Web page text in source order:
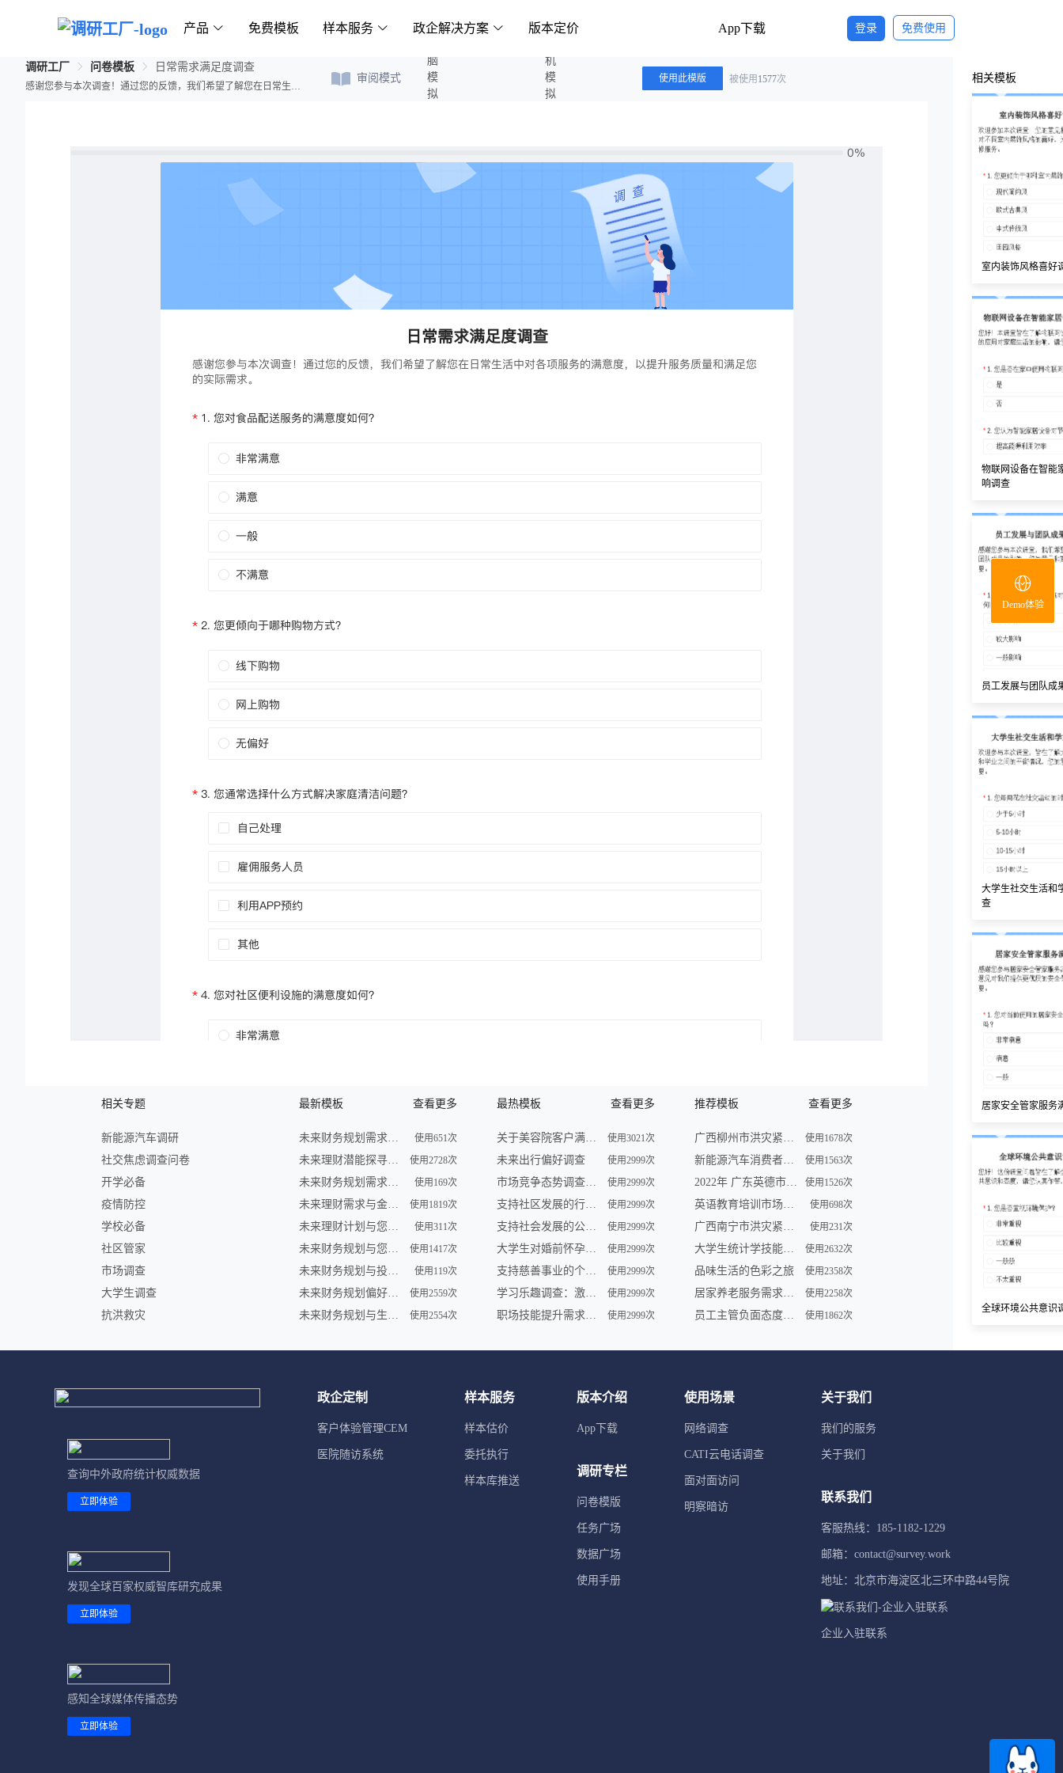
产品 免费模板 样本服务 政企解决方案 版本定价 App下载 登录 免费使用
调研工厂 问卷模板 日常需求满足度调查
感谢您参与本次调查！通过您的反馈，我们希望了解您在日常生活中对各项服务的满意度，以提升服务质量和满足您的实际需求。
审阅模式
电脑模拟答题 手机模拟答题
使用此模版 被使用 1577次
相关专题
新能源汽车调研
社交焦虑调查问卷
开学必备
疫情防控
学校必备
社区管家
市场调查
大学生调查
抗洪救灾
最新模板 查看更多
未来财务规划需求调查 使用651次
未来理财潜能探寻调查 使用2728次
未来财务规划需求调查 使用169次
未来理财需求与金融形势调查 使用1819次
未来理财计划与您共享 | 金融服务调查 使用311次
未来财务规划与您——一场智慧之旅 使用1417次
未来财务规划与投资展望调查 使用119次
未来财务规划偏好及理财趋势调查 使用2559次
未来财务规划与生活愿景调查 使用2554次
最热模板 查看更多
关于美容院客户满意度的问卷调查 使用3021次
未来出行偏好调查 使用2999次
市场竞争态势调查问卷 使用2999次
支持社区发展的行动调查 使用2999次
支持社会发展的公益组织参与及需求调查 使用2999次
大学生对婚前怀孕认知调查 使用2999次
支持慈善事业的个人行为调查 使用2999次
学习乐趣调查：激发学员学习动力 使用2999次
职场技能提升需求调查 使用2999次
推荐模板 查看更多
广西柳州市洪灾紧急求助信息登记表 使用1678次
新能源汽车消费者购买车意向调查问卷 使用1563次
2022年 广东英德市洪灾紧急求助信息登记表 使用1526次
英语教育培训市场调查问卷表模板 使用698次
广西南宁市洪灾紧急求助信息登记表 使用231次
大学生统计学技能调查问卷 使用2632次
品味生活的色彩之旅 使用2358次
居家养老服务需求调研问卷 使用2258次
员工主管负面态度问卷 使用1862次
相关模板
室内装饰风格喜好
物联网设备在智能
响调查
员工发展与团队成
大学生社交生活和
查
居家安全管家服务
全球环境公共意识
Demo体验
查询中外政府统计权威数据
立即体验
发现全球百家权威智库研究成果
立即体验
感知全球媒体传播态势
立即体验
政企定制
客户体验管理CEM
医院随访系统
样本服务
样本估价
委托执行
样本库推送
版本介绍
App下载
调研专栏
问卷模版
任务广场
数据广场
使用手册
使用场景
网络调查
CATI云电话调查
面对面访问
明察暗访
关于我们
我们的服务
关于我们
联系我们
客服热线：185-1182-1229
邮箱：contact@survey.work
地址：北京市海淀区北三环中路44号院
企业入驻联系